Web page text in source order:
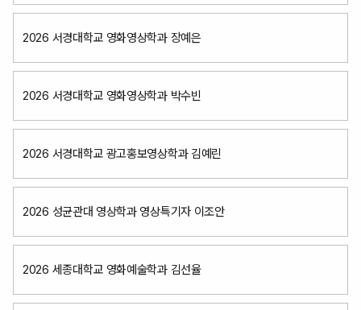
2026 서경대학교 영화영상학과 장예은
2026 서경대학교 영화영상학과 박수빈
2026 서경대학교 광고홍보영상학과 김예린
2026 성균관대 영상학과 영상특기자 이조안
2026 세종대학교 영화예술학과 김선율